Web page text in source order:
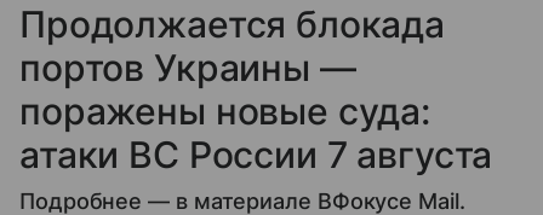
Продолжается блокада
портов Украины —
поражены новые суда:
атаки ВС России 7 августа
Подробнее — в материале ВФокусе Mail.